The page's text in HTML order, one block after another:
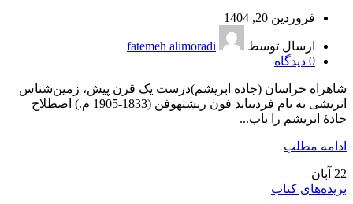
فروردین 20, 1404
ارسال توسط
fatemeh alimoradi
0 دیدگاه
شاهراه خراسان (جاده‌ ابریشم)درست یک قرن پیش، زمین‌شناس
اتریشی به نام فردیناند فون ریشتهوفن (1833-1905 م.) اصطلاح
جادۀ‌ ابریشم را باب...
ادامه مطلب
22 آبان
بریده‌های کتاب